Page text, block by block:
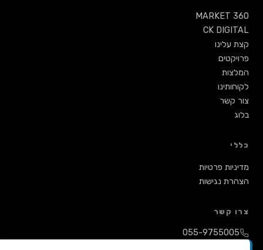
MARKET 360
CK DIGITAL
קצת עלינו
פרויקטים
המלצות
לקוחותינו
צור קשר
בלוג
כללי
מדיניות פרטיות
הצהרת נגישות
צרו קשר
055-9755005